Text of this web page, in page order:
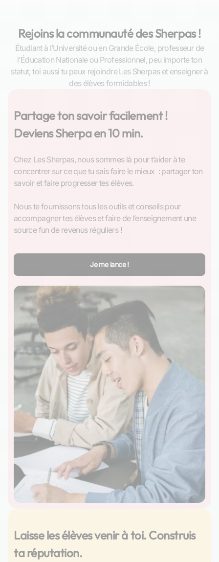
Rejoins la communauté des Sherpas !
Étudiant à l’Université ou en Grande École, professeur de
l’Éducation Nationale ou Professionnel, peu importe ton
statut, toi aussi tu peux rejoindre Les Sherpas et enseigner à
des élèves formidables !
Partage ton savoir facilement !
Deviens Sherpa en 10 min.
Chez Les Sherpas, nous sommes là pour t’aider à te
concentrer sur ce que tu sais faire le mieux  : partager ton
savoir et faire progresser tes élèves.
Nous te fournissons tous les outils et conseils pour
accompagner tes élèves et faire de l’enseignement une
source fun de revenus réguliers !
Je me lance !
Laisse les élèves venir à toi. Construis
ta réputation.